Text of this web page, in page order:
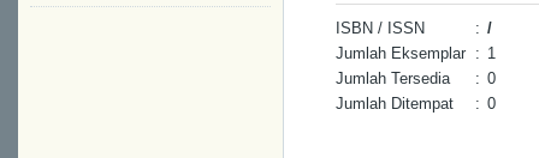
ISBN / ISSN : /
Jumlah Eksemplar : 1
Jumlah Tersedia
: 0
Jumlah Ditempat
: 0